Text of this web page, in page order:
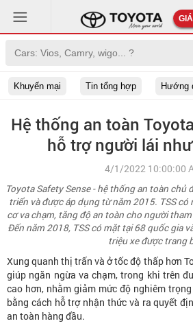
Khuyến mại Tin tổng hợp Hướng
Hệ thống an toàn
hỗ trợ người lái
4/1/2022 10:00:00
Toyota Safety Sense - hệ thống an toàn chủ
triển và được áp dụng từ năm 2015. TSS
cơ va chạm, tăng độ an toàn cho người
Đến năm 2018, TSS có mặt tại 68 quốc gia
triệu xe được trang
Xung quanh thị trấn và ở tốc độ thấp hơn
giúp ngăn ngừa va chạm, trong khi trên
cao hơn, nhằm giảm mức độ nghiêm
bằng cách hỗ trợ nhận thức và ra quyết
an toàn hàng đầu.